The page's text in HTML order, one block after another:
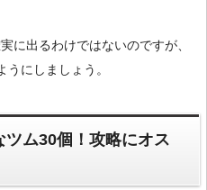
に出るわけではないのですが、
にしましょう。
ム30個！攻略にオス